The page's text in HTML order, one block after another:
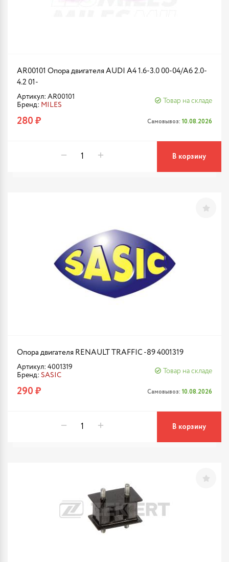
AR00101 Опора двигателя AUDI A4 1.6-3.0 00-04/A6 2.0-
4.2 01-
Артикул: AR00101
Бренд: MILES
Товар на складе
280 ₽ Самовывоз: 10.08.2026
В корзину
Опора двигателя RENAULT TRAFFIC -89 4001319
Артикул: 4001319
Бренд: SASIC
Товар на складе
290 ₽ Самовывоз: 10.08.2026
В корзину